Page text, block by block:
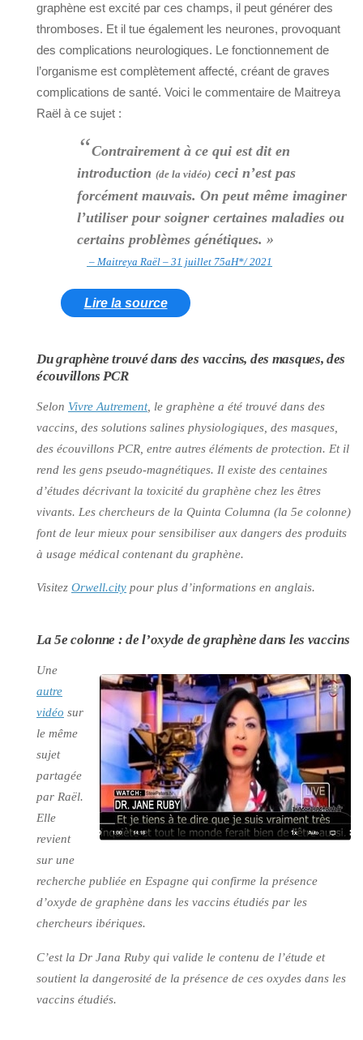
graphène est excité par ces champs, il peut générer des
thromboses. Et il tue également les neurones, provoquant
des complications neurologiques. Le fonctionnement de
l’organisme est complètement affecté, créant de graves
complications de santé. Voici le commentaire de Maitreya
Raël à ce sujet :
“Contrairement à ce qui est dit en
introduction (de la vidéo) ceci n’est pas
forcément mauvais. On peut même imaginer
l’utiliser pour soigner certaines maladies ou
certains problèmes génétiques. »
– Maitreya Raël – 31 juillet 75aH*/ 2021
Lire la source
Du graphène trouvé dans des vaccins, des masques, des
écouvillons PCR
Selon Vivre Autrement, le graphène a été trouvé dans des
vaccins, des solutions salines physiologiques, des masques,
des écouvillons PCR, entre autres éléments de protection. Et il
rend les gens pseudo-magnétiques. Il existe des centaines
d’études décrivant la toxicité du graphène chez les êtres
vivants. Les chercheurs de la Quinta Columna (la 5e colonne)
font de leur mieux pour sensibiliser aux dangers des produits
à usage médical contenant du graphène.
Visitez Orwell.city pour plus d’informations en anglais.
La 5e colonne : de l’oxyde de graphène dans les vaccins
Une
autre
vidéo sur
le même
sujet
partagée
par Raël.
Elle
revient
sur une
recherche publiée en Espagne qui confirme la présence
d’oxyde de graphène dans les vaccins étudiés par les
chercheurs ibériques.
C’est la Dr Jana Ruby qui valide le contenu de l’étude et
soutient la dangerosité de la présence de ces oxydes dans les
vaccins étudiés.